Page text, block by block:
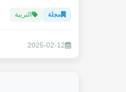
مجلة التربية
2025-02-12